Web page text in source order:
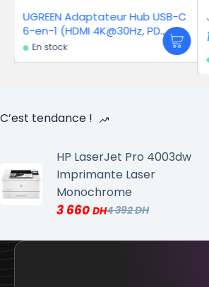
USB-C
PD
JBL Soundgear Sense –
1 129DH
C’est tendance !
HP LaserJet Pro 4003dw
Imprimante Laser
Monochrome
4 392
3 660